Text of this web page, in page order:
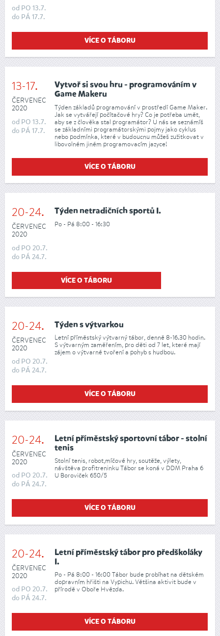
od PO 13.7.
do PÁ 17.7.
VÍCE O TÁBORU
13-17.
ČERVENEC
2020
od PO 13.7.
do PÁ 17.7.
Vytvoř si svou hru - programováním v
Game Makeru
Týden základů programování v prostředí Game Maker.
Jak se vytvářejí počítačové hry? Co je potřeba umět,
aby se z člověka stal programátor? U nás se seznámíš
se základními programátorskými pojmy jako cyklus
nebo podmínka, které v budoucnu můžeš zužitkovat v
libovolném jiném programovacím jazyce!
VÍCE O TÁBORU
20-24.
ČERVENEC
2020
od PO 20.7.
do PÁ 24.7.
Týden netradičních sportů I.
Po - Pá 8:00 - 16:30
VÍCE O TÁBORU
20-24.
ČERVENEC
2020
od PO 20.7.
do PÁ 24.7.
Týden s výtvarkou
Letní příměstský výtvarný tábor, denně 8-16.30 hodin.
S výtvarným zaměřením, pro děti od 7 let, které mají
zájem o výtvarné tvoření a pohyb s hudbou.
VÍCE O TÁBORU
20-24.
ČERVENEC
2020
od PO 20.7.
do PÁ 24.7.
Letní příměstský sportovní tábor - stolní
tenis
Stolní tenis, robot,míčové hry, soutěže, výlety,
návštěva profitreninku Tábor se koná v DDM Praha 6
U Boroviček 650/5
VÍCE O TÁBORU
20-24.
ČERVENEC
2020
od PO 20.7.
do PÁ 24.7.
Letní příměstský tábor pro předškoláky
I.
Po - Pá 8:00 - 16:00 Tábor bude probíhat na dětském
dopravním hřišti na Vypichu. Většina aktivit bude v
přírodě v Oboře Hvězda.
VÍCE O TÁBORU